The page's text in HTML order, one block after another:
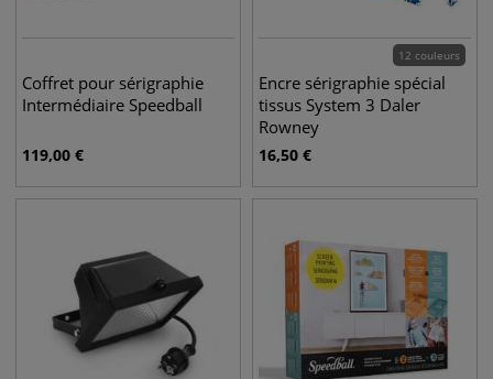
Coffret pour sérigraphie
Intermédiaire Speedball
119,00 €
12 couleurs
Encre sérigraphie spécial
tissus System 3 Daler
Rowney
16,50 €